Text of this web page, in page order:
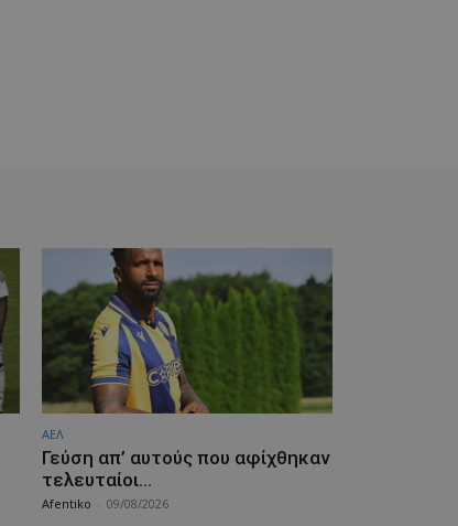
ΑΕΛ
Γεύση απ’ αυτούς που αφίχθηκαν
τελευταίοι…
Afentiko 09/08/2026